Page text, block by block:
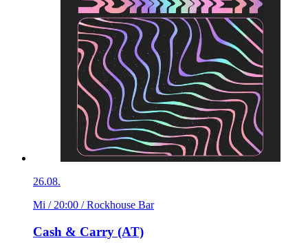
26.08.
Mi / 20:00 / Rockhouse Bar
Cash & Carry (AT)